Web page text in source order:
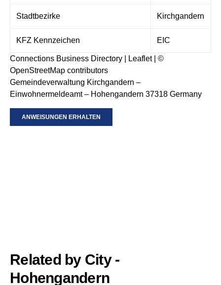
Stadtbezirke Kirchgandern
KFZ Kennzeichen EIC
Connections Business Directory Leaflet| ©
OpenStreetMap contributors
Gemeindeverwaltung Kirchgandern –
Einwohnermeldeamt – Hohengandern 37318 Germany
ANWEISUNGEN ERHALTEN
Related by City -
Hohengandern